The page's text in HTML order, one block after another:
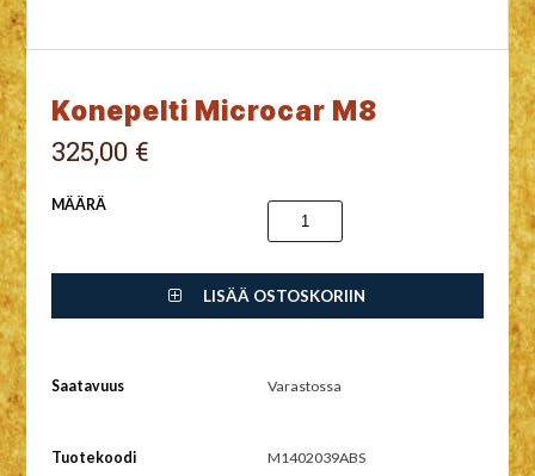
Konepelti Microcar M8
325,00 €
MÄÄRÄ
LISÄÄ OSTOSKORIIN
Saatavuus Varastossa
Tuotekoodi M1402039ABS